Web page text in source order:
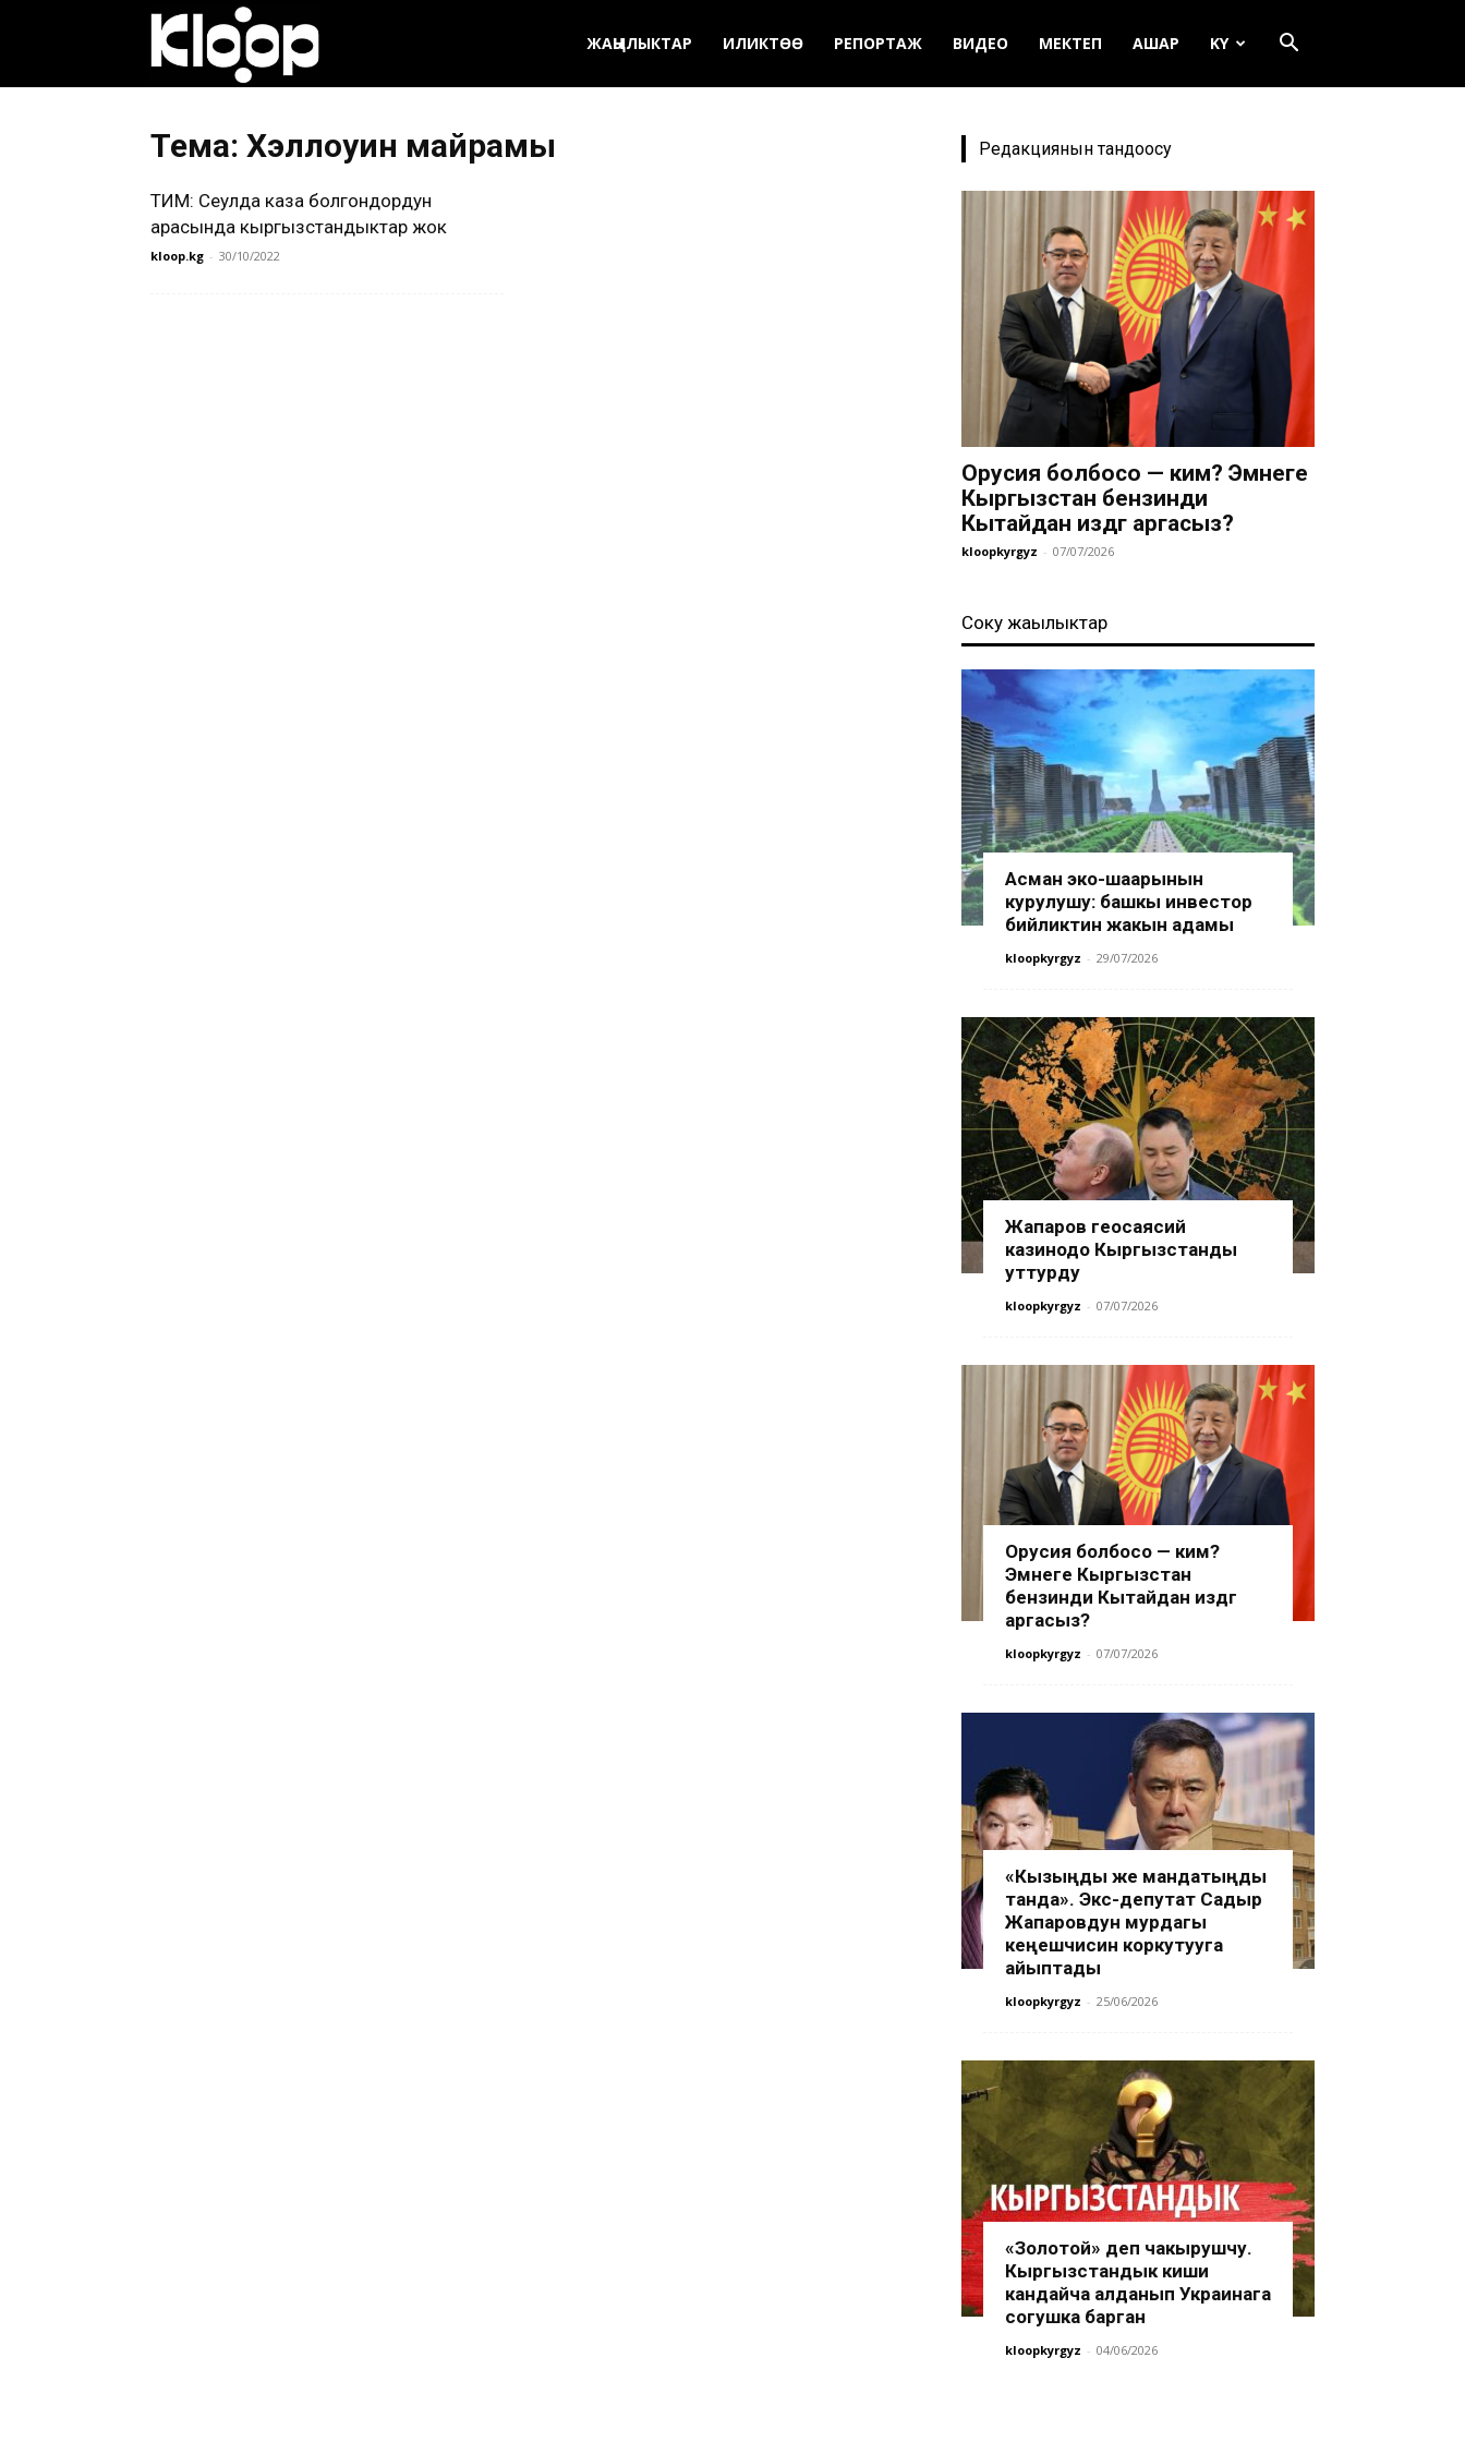
ЖАҢЫЛЫКТАР ИЛИКТӨӨ РЕПОРТАЖ ВИДЕО МЕКТЕП АШАР KY
Тема: Хэллоуин майрамы
ТИМ: Сеулда каза болгондордун
арасында кыргызстандыктар жок
kloop.kg - 30/10/2022
Редакциянын тандоосу
Орусия болбосо — ким? Эмнеге
Кыргызстан бензинди
Кытайдан издөөгө аргасыз?
kloopkyrgyz - 07/07/2026
Соңку жаңылыктар
Асман эко-шаарынын
курулушу: башкы инвестор
бийликтин жакын адамы
kloopkyrgyz - 29/07/2026
Жапаров геосаясий
казинодо Кыргызстанды
уттурду
kloopkyrgyz - 07/07/2026
Орусия болбосо — ким?
Эмнеге Кыргызстан
бензинди Кытайдан издөөгө
аргасыз?
kloopkyrgyz - 07/07/2026
«Кызыңды же мандатыңды
танда». Экс-депутат Садыр
Жапаровдун мурдагы
кеңешчисин коркутууга
айыптады
kloopkyrgyz - 25/06/2026
«Золотой» деп чакырушчу.
Кыргызстандык киши
кандайча алданып Украинага
согушка барган
kloopkyrgyz - 04/06/2026